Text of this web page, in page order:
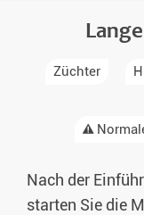
Züchter
Nach der
starten Sie die